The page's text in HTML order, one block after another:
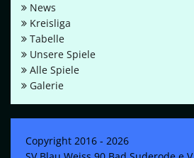
News
Kreisliga
Tabelle
Unsere Spiele
Alle Spiele
Galerie
Copyright 2016 - 2026